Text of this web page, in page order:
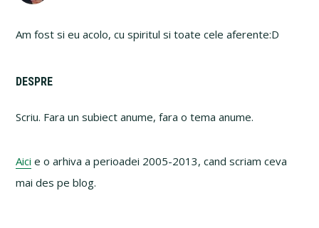
Am fost si eu acolo, cu spiritul si toate cele aferente:D
Primary
Sidebar
DESPRE
Scriu. Fara un subiect anume, fara o tema anume.
Aici e o arhiva a perioadei 2005-2013, cand scriam ceva
mai des pe blog.